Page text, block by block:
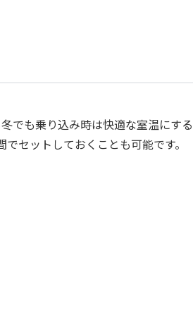
でも乗り込み時は快適な室温にす
セットしておくことも可能です。